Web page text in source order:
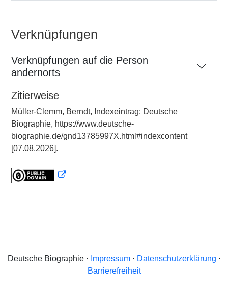
Verknüpfungen
Verknüpfungen auf die Person
andernorts
Zitierweise
Müller-Clemm, Berndt, Indexeintrag: Deutsche
Biographie, https://www.deutsche-
biographie.de/gnd13785997X.html#indexcontent
[07.08.2026].
Deutsche Biographie · Impressum· Datenschutzerklärung ·
Barrierefreiheit